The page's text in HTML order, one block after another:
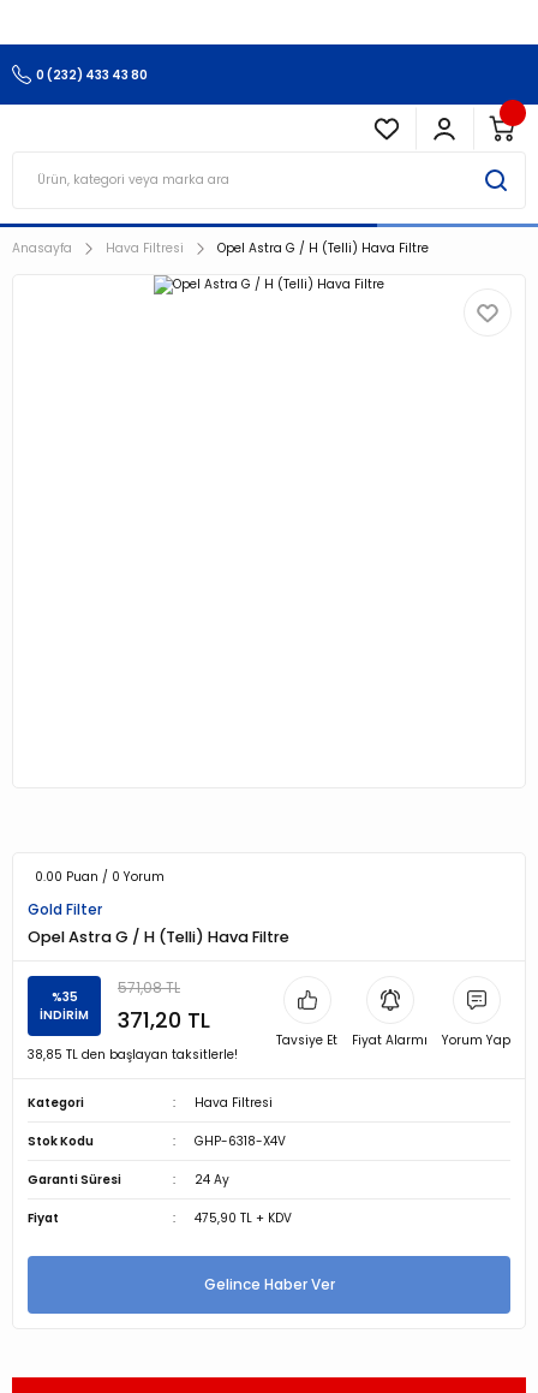
0 (232) 433 43 80
Anasayfa Hava Filtresi Opel Astra G / H (Telli) Hava Filtre
0.00 Puan / 0 Yorum
Gold Filter
Opel Astra G / H (Telli) Hava Filtre
%35
İNDİRİM
571,08 TL
371,20 TL
38,85 TL den başlayan taksitlerle!
Tavsiye Et Fiyat Alarmı Yorum Yap
Kategori Hava Filtresi
Stok Kodu GHP-6318-X4V
Garanti Süresi 24 Ay
Fiyat 475,90 TL + KDV
Gelince Haber Ver